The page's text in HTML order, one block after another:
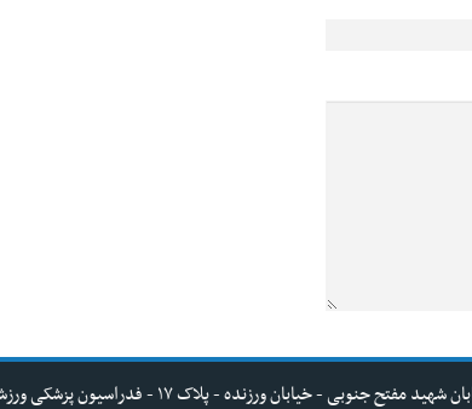
مفتح جنوبی - خیابان ورزنده - پلاک ۱۷ - فدراسیون پزشکی ورزشی